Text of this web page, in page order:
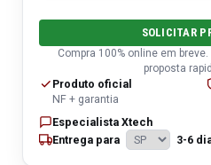
SOLICITAR
Compra 100% online em
proposta
Produto oficial
NF + garantia
Especialista Xtech
Entrega para
3-6